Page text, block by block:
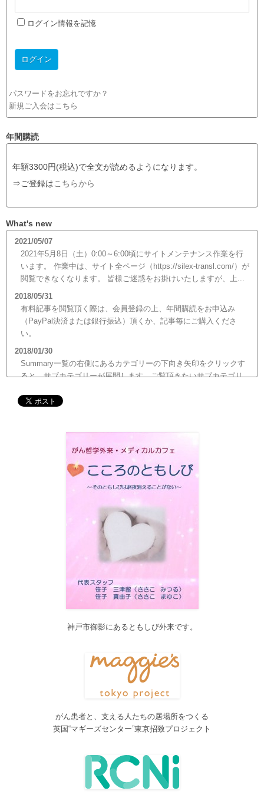
ログイン情報を記憶
パスワードをお忘れですか？
新規ご入会はこちら
年間購読
年額3300円(税込)で全文が読めるようになります。
⇒ご登録は こちらから
What's new
2021/05/07
2021年5月8日（土）0:00～6:00頃にサイトメンテナンス作業を行
います。 作業中は、サイト全ページ（https://silex-transl.com/）が
閲覧できなくなります。 皆様ご迷惑をお掛けいたしますが、上...
2018/05/31
有料記事を閲覧頂く際は、会員登録の上、年間購読をお申込み
（PayPal決済または銀行振込）頂くか、記事毎にご購入くださ
い。
2018/01/30
Summary一覧の右側にあるカテゴリーの下向き矢印をクリックす
ると、サブカテゴリーが展開します。ご覧頂きたいサブカテゴリ
す。どうぞご利用ください。
12月21日（木）22:00～翌22日（金）10:00頃にサイトメンテナン
transl.com/）が閲覧できなくなります。 皆様ご迷惑をお掛けい
11月1日をもって組織を合同会社に改め、Silex Press合同会社を設
食は「地中海的」に?
2017年4月4日～9日迄カテゴリーの整理を行うため、一部カテゴリ
解いただけますようお願いいたします。
Neurosurgery Summary・Pituitary Summaryにおいて、分類を追加
しました。各一覧の右側の「カテゴリー」をご覧ください。
脳神経外科関連論文をエキスパートが海外誌から厳選し日本語で
更新情報をお知らせする無料メルマガサービスをはじめました。
神戸市御影にあるともしび外来です。
がん患者と、支える人たちの居場所をつくる
英国“マギーズセンター”東京招致プロジェクト